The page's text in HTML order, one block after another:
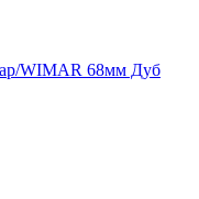
WIMAR 68мм Дуб